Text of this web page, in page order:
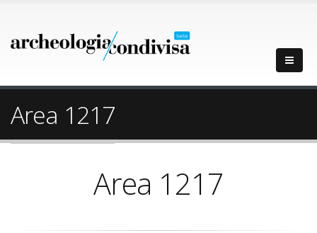
Area 1217
Area 1217